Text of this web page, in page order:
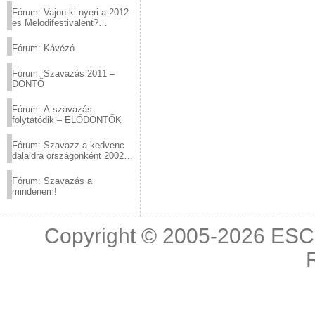
Fórum: Vajon ki nyeri a 2012-
es Melodifestivalent?
Fórum: Kávézó
Fórum: Szavazás 2011 –
DÖNTŐ
Fórum: A szavazás
folytatódik – ELŐDÖNTŐK
Fórum: Szavazz a kedvenc
dalaidra országonként 2002
Fórum: Szavazás a
mindenem!
Copyright © 2005-2026